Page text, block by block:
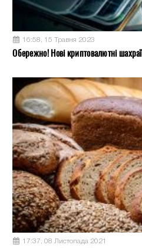
16:58, 15 Травня 2023
Обережно! Нові криптовалютні шахраї
17:37, 08 Листопада 2021